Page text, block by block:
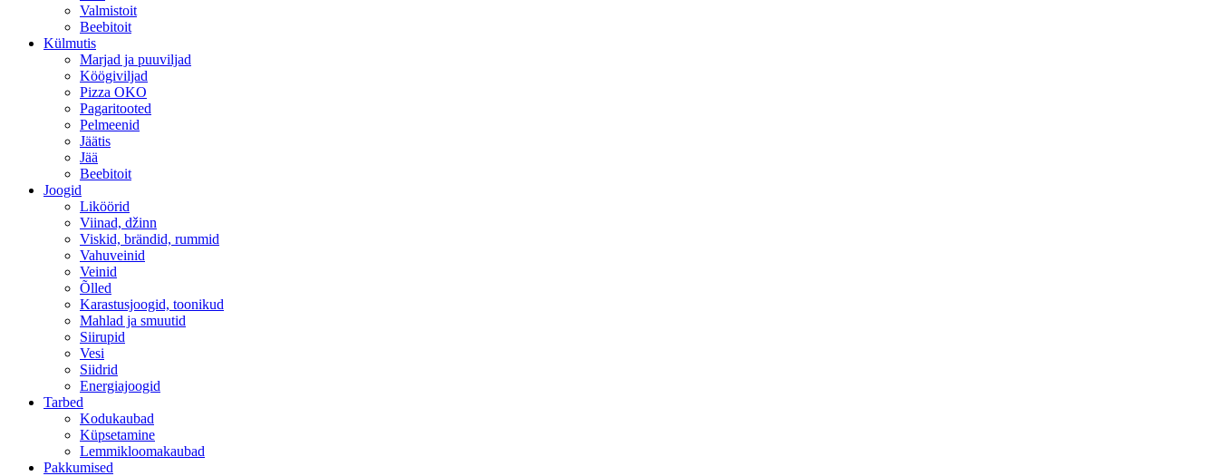
Valmistoit
Beebitoit
Külmutis
Marjad ja puuviljad
Köögiviljad
Pizza OKO
Pagaritooted
Pelmeenid
Jäätis
Jää
Beebitoit
Joogid
Liköörid
Viinad, džinn
Viskid, brändid, rummid
Vahuveinid
Veinid
Õlled
Karastusjoogid, toonikud
Mahlad ja smuutid
Siirupid
Vesi
Siidrid
Energiajoogid
Tarbed
Kodukaubad
Küpsetamine
Lemmikloomakaubad
Pakkumised